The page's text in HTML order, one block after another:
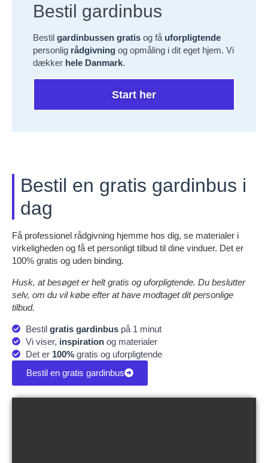
Bestil gardinbus
Bestil gardinbussen gratis og få uforpligtende
personlig rådgivning og opmåling i dit eget hjem. Vi
dækker hele Danmark.
Start her
Bestil en gratis gardinbus i
dag
Få professionel rådgivning hjemme hos dig, se materialer i
virkeligheden og få et personligt tilbud til dine vinduer. Det er
100% gratis og uden binding.
Husk, at besøget er helt gratis og uforpligtende. Du beslutter
selv, om du vil købe efter at have modtaget dit personlige
tilbud.
Bestil gratis gardinbuspå 1 minut
Vi viser, inspirationog materialer
Det er 100%gratis og uforpligtende
Bestil en gratis gardinbus